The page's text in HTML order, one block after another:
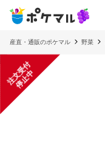
産直・通販のポケマル 野菜
注
文
受
付
停
止
中